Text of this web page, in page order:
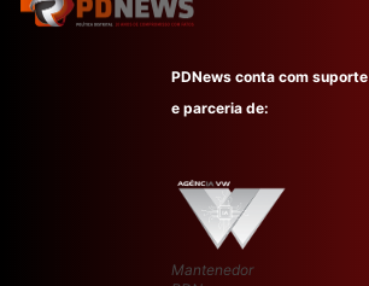
PDNews conta com suporte
e parceria de:
Mantenedor